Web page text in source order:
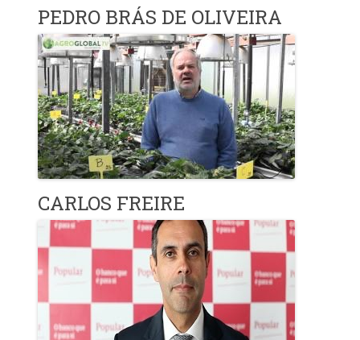
PEDRO BRÁS DE OLIVEIRA
CARLOS FREIRE